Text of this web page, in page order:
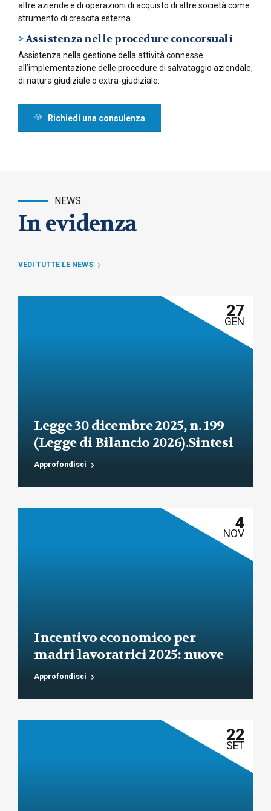
altre aziende e di operazioni di acquisto di altre società come
strumento di crescita esterna.
>Assistenza nelle procedure concorsuali
Assistenza nella gestione della attività connesse
all’implementazione delle procedure di salvataggio aziendale,
di natura giudiziale o extra-giudiziale.
Richiedi una consulenza
NEWS
In evidenza
VEDI TUTTE LE NEWS
27
GEN
Legge 30 dicembre 2025, n. 199
(Legge di Bilancio 2026).Sintesi
commentata delle principali
Approfondisci
4
NOV
Incentivo economico per
madri lavoratrici 2025: nuove
regole INPS e requisiti
Approfondisci
22
SET